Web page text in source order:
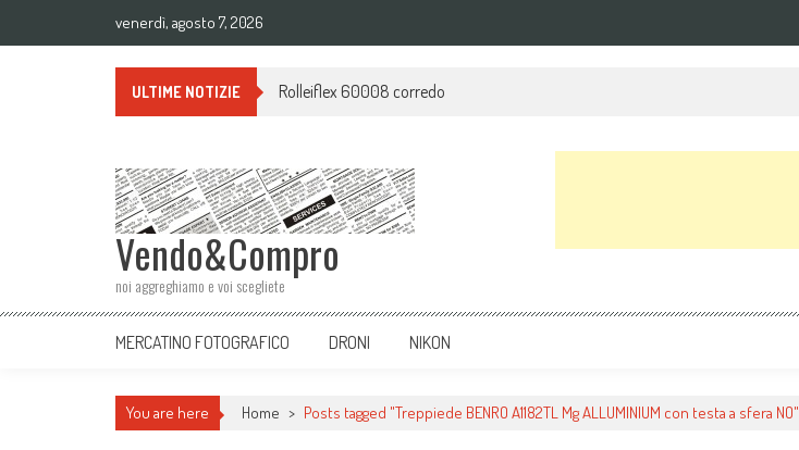
venerdì, agosto 7, 2026
ULTIME NOTIZIE Rolleiflex 60008 corredo
Vendo&Compro
noi aggreghiamo e voi scegliete
MERCATINO FOTOGRAFICO DRONI NIKON
You are here Home > Posts tagged "Treppiede BENRO A1182TL Mg ALLUMINIUM con testa a sfera NO"